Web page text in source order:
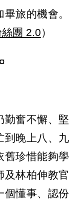
旅的機會。
團 2.0）
勤奮不懈、堅
到晚上八、九
舊珍惜能夠學
及林柏伸教官
個懂事、認份